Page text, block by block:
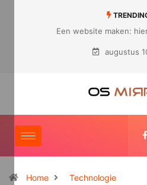
Hoe ziet een
augustus
Home Technologie